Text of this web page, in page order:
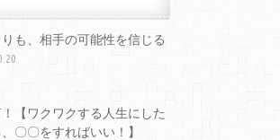
も、相手の可能性を信じる
【ワクワクする人生にした
〇〇をすればいい！】